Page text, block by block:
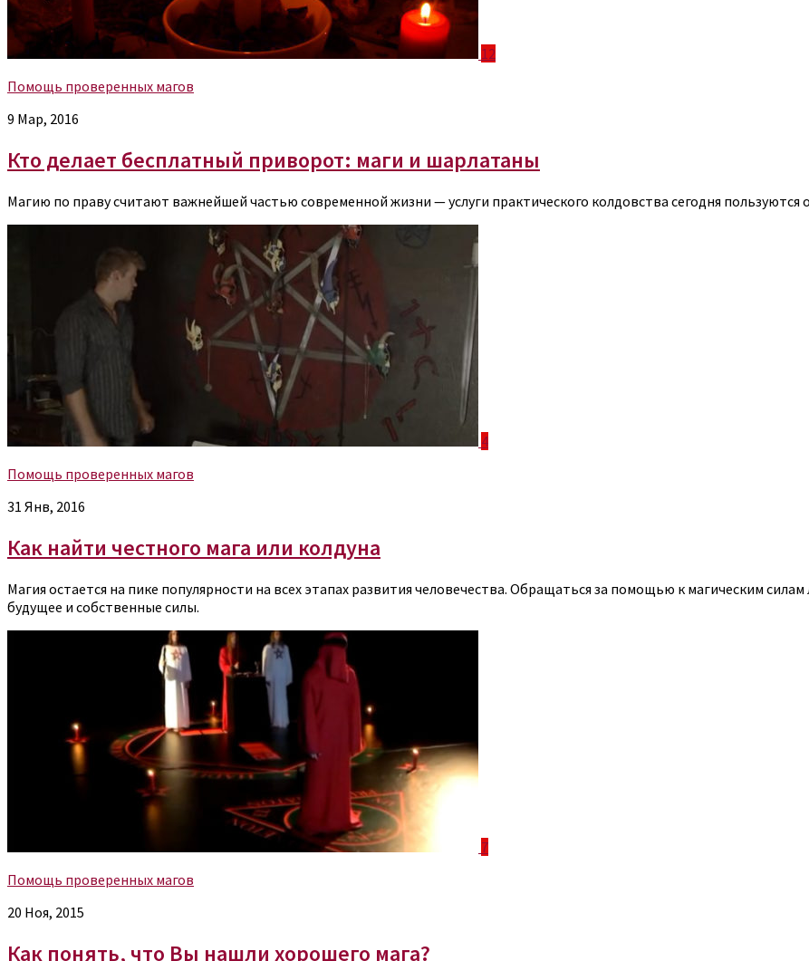
12
Помощь проверенных магов
9 Мар, 2016
Кто делает бесплатный приворот: маги и шарлатаны
Магию по праву считают важнейшей частью современной жизни — услуги практического колдовства сегодня
4
Помощь проверенных магов
31 Янв, 2016
Как найти честного мага или колдуна
Магия остается на пике популярности на всех этапах развития человечества. Обращаться за помощью к магическим
будущее и собственные силы.
7
Помощь проверенных магов
20 Ноя, 2015
Как понять, что Вы нашли хорошего мага?